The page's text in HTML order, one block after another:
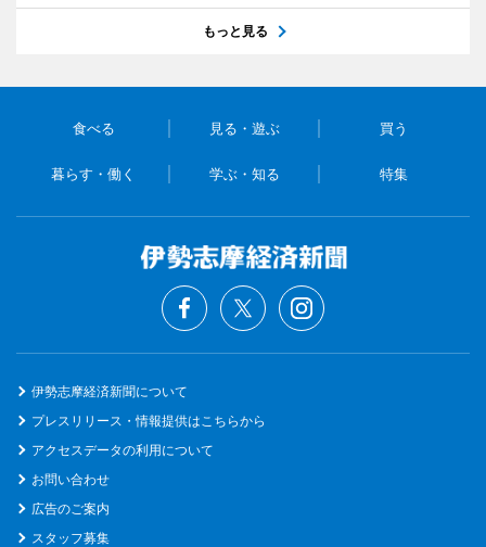
もっと見る
食べる 見る・遊ぶ 買う
暮らす・働く 学ぶ・知る 特集
伊勢志摩経済新聞について
プレスリリース・情報提供はこちらから
アクセスデータの利用について
お問い合わせ
広告のご案内
スタッフ募集